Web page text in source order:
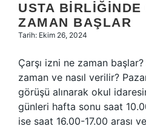
USTA
ZAMAN BAŞLAR
Tarih: Ekim 26, 2024
Çarşı izni ne zaman
zaman ve nasıl verilir?
görüşü alınarak okul
günleri hafta sonu saat
ise saat 16.00-17.00 arası